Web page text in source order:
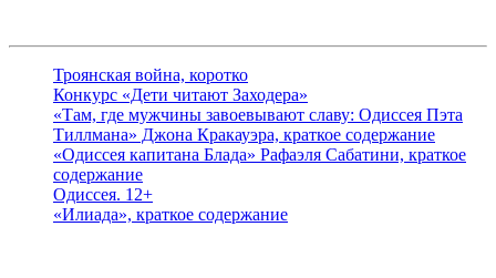
Троянская война, коротко
Конкурс «Дети читают Заходера»
«Там, где мужчины завоевывают славу: Одиссея Пэта
Тиллмана» Джона Кракауэра, краткое содержание
«Одиссея капитана Блада» Рафаэля Сабатини, краткое
содержание
Одиссея. 12+
«Илиада», краткое содержание